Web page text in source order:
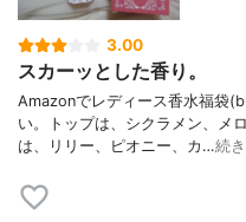
3.00
スカーッとした香り。
Amazonでレディース香水福袋
い。トップは、シクラメン、メ
は、リリー、ピオニー、カ…続